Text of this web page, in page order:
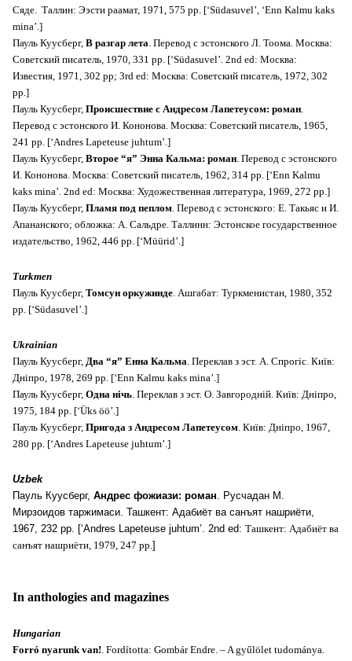
Сяде. Таллин: Ээсти раамат, 1971, 575 pp. [‘Südasuvel’, ‘Enn Kalmu kaks
mina’.]
Пауль Куусберг, В разгар лета. Перевод с эстонского Л. Тоома. Москва:
Советский писатель, 1970, 331 pp. [‘Südasuvel’. 2nd ed: Москва:
Известия, 1971, 302 pp; 3rd ed: Москва: Советский писатель, 1972, 302
pp.]
Пауль Куусберг, Происшествие с Андресом Лапетеусом: роман.
Перевод с эстонского И. Кононова. Москва: Советский писатель, 1965,
241 pp. [‘Andres Lapeteuse juhtum’.]
Пауль Куусберг, Второе “я” Энна Кальма: роман. Перевод с эстонского
И. Кононова. Москва: Советский писатель, 1962, 314 pp. [‘Enn Kalmu
kaks mina’. 2nd ed: Москва: Художественная литература, 1969, 272 pp.]
Пауль Куусберг, Пламя под пеплом. Перевод с эстонского: Е. Такьяс и И.
Апананского; обложка: А. Сальдре. Таллинн: Эстонское государственное
издательство, 1962, 446 pp. [‘Müürid’.]
Turkmen
Пауль Куусберг, Томсун оркужинде. Ашгабат: Туркменистан, 1980, 352
pp. [‘Südasuvel’.]
Ukrainian
Пауль Куусберг, Два “я” Енна Кальма. Переклав з эст. А. Спрогiс. Киïв:
Днiпро, 1978, 269 pp. [‘Enn Kalmu kaks mina’.]
Пауль Куусберг, Одна нiчь. Переклав з эст. О. Завгороднiй. Киïв: Днiпро,
1975, 184 pp. [‘Üks öö’.]
Пауль Куусберг, Пригода з Андресом Лапетеусом. Киïв: Днiпро, 1967,
280 pp. [‘Andres Lapeteuse juhtum’.]
Uzbek
Пауль Куусберг, Андрес фожиази: роман. Pусчадан М.
Мирзоидов таржимаси. Ташкент: Адабиëт ва санъят нашриëти,
1967, 232 pp. [‘Andres Lapeteuse juhtum’. 2nd ed: Ташкент: Адабиëт ва
санъят нашриëти, 1979, 247 pp.]
In anthologies and magazines
Hungarian
Forró nyarunk van!. Fordította: Gombár Endre. – A gyűlölet tudománya.